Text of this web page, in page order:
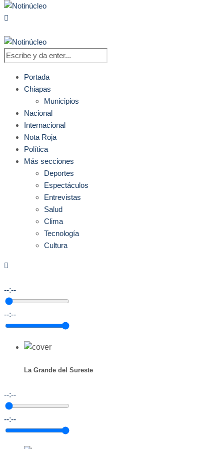
Portada
Chiapas
Municipios
Nacional
Internacional
Nota Roja
Política
Más secciones
Deportes
Espectáculos
Entrevistas
Salud
Clima
Tecnología
Cultura
--:--
--:--
La Grande del Sureste
--:--
--:--